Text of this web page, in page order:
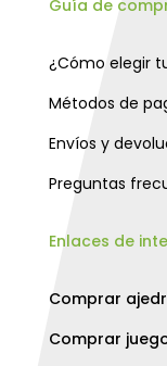
Guía de
¿Cómo elegir
Métodos de
Envíos y
Preguntas
Enlaces de
Comprar
Comprar